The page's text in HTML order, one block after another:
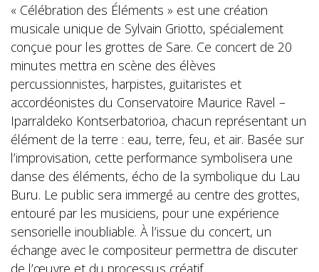
« Célébration des Éléments » est une création
musicale unique de Sylvain Griotto, spécialement
conçue pour les grottes de Sare. Ce concert de 20
minutes mettra en scène des élèves
percussionnistes, harpistes, guitaristes et
accordéonistes du Conservatoire Maurice Ravel –
Iparraldeko Kontserbatorioa, chacun représentant un
élément de la terre : eau, terre, feu, et air. Basée sur
l’improvisation, cette performance symbolisera une
danse des éléments, écho de la symbolique du Lau
Buru. Le public sera immergé au centre des grottes,
entouré par les musiciens, pour une expérience
sensorielle inoubliable. À l’issue du concert, un
échange avec le compositeur permettra de discuter
de l’œuvre et du processus créatif.